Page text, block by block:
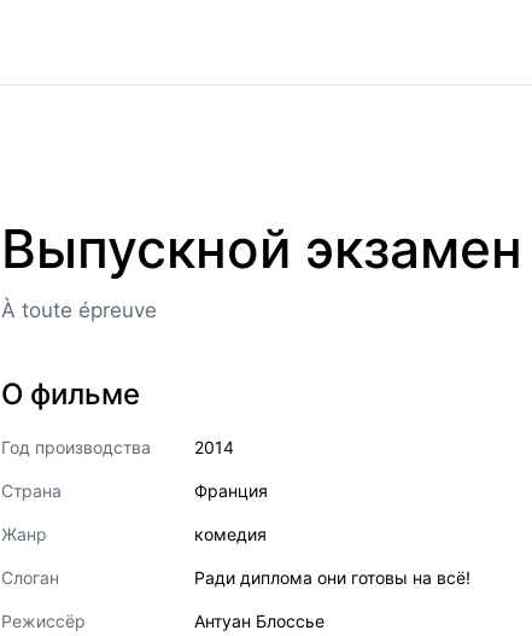
Выпускной экзамен
À toute épreuve
О фильме
Год производства 2014
Страна Франция
Жанр комедия
Слоган Ради диплома они готовы на всё!
Режиссёр Антуан Блоссье